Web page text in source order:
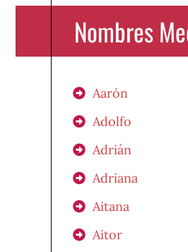
Nombres
Aarón
Adolfo
Adrián
Adriana
Aitana
Aitor